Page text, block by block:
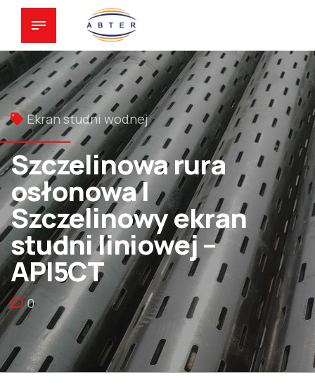
Ekran studni wodnej
Szczelinowa rura
osłonowa |
Szczelinowy ekran
studni liniowej –
API5CT
0